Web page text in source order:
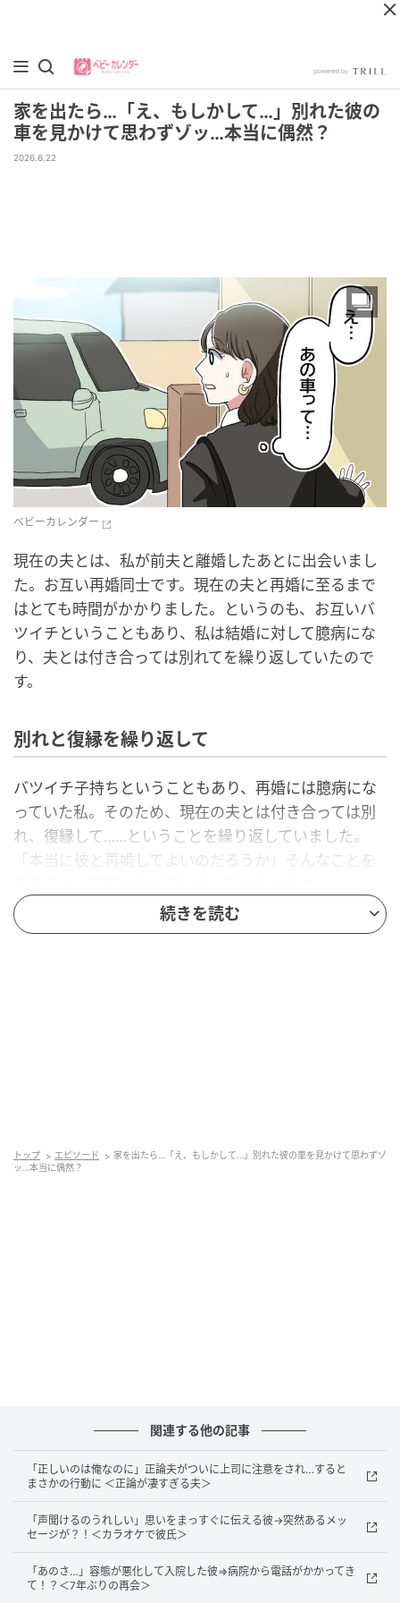
家を出たら…「え、もしかして…」別れた彼の
車を見かけて思わずゾッ…本当に偶然？
2026.6.22
ベビーカレンダー
現在の夫とは、私が前夫と離婚したあとに出会いまし
た。お互い再婚同士です。現在の夫と再婚に至るまで
はとても時間がかかりました。というのも、お互いバ
ツイチということもあり、私は結婚に対して臆病にな
り、夫とは付き合っては別れてを繰り返していたので
す。
別れと復縁を繰り返して
バツイチ子持ちということもあり、再婚には臆病にな
っていた私。そのため、現在の夫とは付き合っては別
れ、復縁して……ということを繰り返していました。
「本当に彼と再婚してよいのだろうか」そんなことを
それでも、私が彼との再婚を決めた理由は、今でも不
車だったのです。「え？ なんで？」と驚いていると、
彼も私に気づいたのか、引き返してきました。彼もま
もよぎりましたが、彼の様子を見る限り、本当に偶然
のようでした。
そして、普通に考えたらありえないような偶然が何度
も重なったとき、私は「私たちは、どこかで引き寄せ
られている存在なのかもしれない」と思うように。お
互いにバツイチで、なかなか結婚へ踏み込めずにいま
したが、そうした不思議な出来事に背中を押され、私
続きを読む
トップ エピソード
家を出たら…「え、もしかして…」別れた彼の車を見かけて思わずゾ
ッ…本当に偶然？
関連する他の記事
「正しいのは俺なのに」正論夫がついに上司に注意をされ…すると
まさかの行動に ＜正論が凄すぎる夫＞
「声聞けるのうれしい」思いをまっすぐに伝える彼→突然あるメッ
セージが？！＜カラオケで彼氏＞
「あのさ…」容態が悪化して入院した彼⇒病院から電話がかかってき
て！？＜7年ぶりの再会＞